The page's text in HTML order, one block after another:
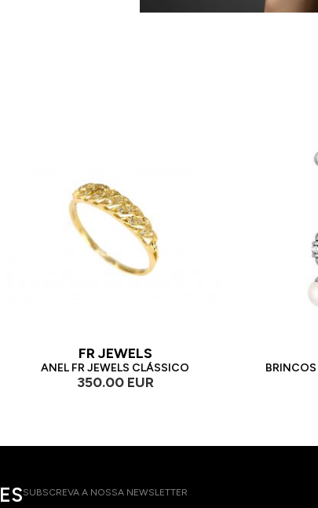
FR JEWELS
ANEL FR JEWELS CLÁSSICO
350.00 EUR
BRINCOS
SUBSCREVA A NOSSA NEWSLETTER